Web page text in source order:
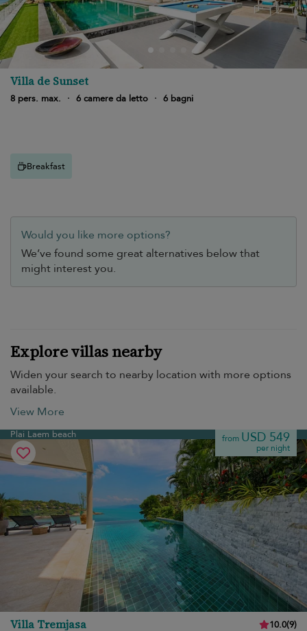
Villa de Sunset
8 pers. max. · 6 camere da letto · 6 bagni
Breakfast
Would you like more options?
We’ve found some great alternatives below that
might interest you.
Explore villas nearby
Widen your search to nearby location with more options
available.
View More
Plai Laem beach from USD 549
per night
Villa Tremjasa 10.0(9)